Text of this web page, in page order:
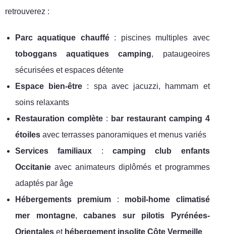
retrouverez :
Parc aquatique chauffé: piscines multiples avec
toboggans aquatiques camping, pataugeoires
sécurisées et espaces détente
Espace bien-être : spa avec jacuzzi, hammam et
soins relaxants
Restauration complète: bar restaurant camping 4
étoiles avec terrasses panoramiques et menus variés
Services familiaux : camping club enfants
Occitanie avec animateurs diplômés et programmes
adaptés par âge
Hébergements premium : mobil-home climatisé
mer montagne,cabanes sur pilotis Pyrénées-
Orientales et hébergement insolite Côte Vermeille